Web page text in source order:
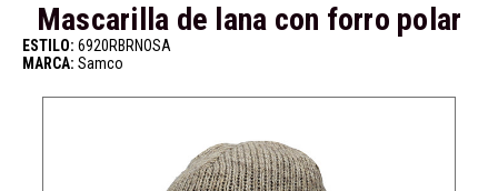
Mascarilla de lana con forro polar
ESTILO: 6920RBRNOSA
MARCA: Samco